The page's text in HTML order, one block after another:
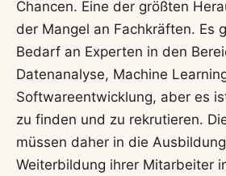
Chancen. Eine der größten
der Mangel an Fachkräften. Es
Bedarf an Experten in den
Datenanalyse, Machine
Softwareentwicklung, aber es
zu finden und zu rekrutieren.
müssen daher in die
Weiterbildung ihrer Mitarbeiter